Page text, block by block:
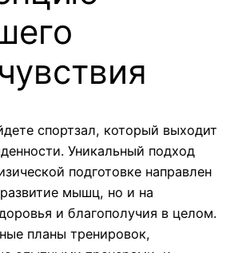
спортзал, который выходит
Уникальный подход
подготовке направлен
мышц, но и на
и благополучия в целом.
планы тренировок,